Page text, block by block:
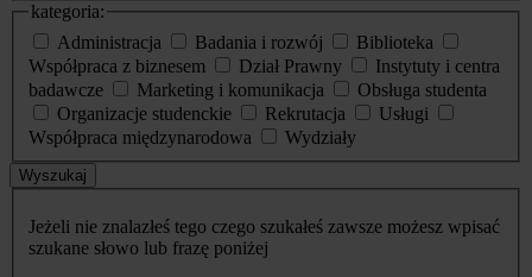
kategoria:
Administracja
Badania i rozwój
Biblioteka
Współpraca z biznesem
Dział Prawny
Instytuty i centra
badawcze
Marketing i komunikacja
Obsługa studenta
Organizacje studenckie
Rekrutacja
Usługi
Współpraca międzynarodowa
Wydziały
Wyszukaj
Jeżeli nie znalazłeś tego czego szukałeś zawsze możesz wpisać
szukane słowo lub frazę poniżej